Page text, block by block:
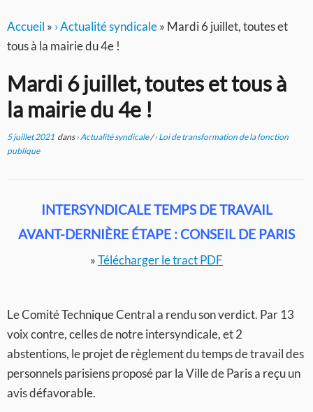
Accueil » › Actualité syndicale» Mardi 6 juillet, toutes et
tous à la mairie du 4e !
Mardi 6 juillet, toutes et tous à
la mairie du 4e !
5 juillet 2021 dans› Actualité syndicale/› Loi de transformation de la fonction
publique
INTERSYNDICALE TEMPS DE TRAVAIL
AVANT-DERNIÈRE ÉTAPE : CONSEIL DE PARIS
»Télécharger le tract PDF
Le Comité Technique Central a rendu son verdict. Par 13
voix contre, celles de notre intersyndicale, et 2
abstentions, le projet de règlement du temps de travail des
personnels parisiens proposé par la Ville de Paris a reçu un
avis défavorable.